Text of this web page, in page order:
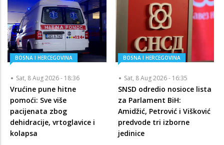
BOSNA I HERCEGOVINA
Sat, 8 Aug 2026 - 18:36
Vrućine pune hitne
pomoći: Sve više
pacijenata zbog
dehidracije, vrtoglavice i
kolapsa
BOSNA I HERCEGOVINA
Sat, 8 Aug 2026 - 16:35
SNSD odredio nosioce lista
za Parlament BiH:
Amidžić, Petrović i Višković
predvode tri izborne
jedinice